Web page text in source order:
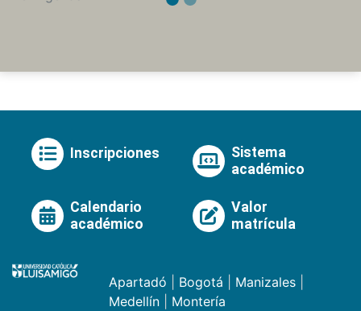
Inscripciones
Sistema
académico
Calendario
académico
Valor
matrícula
Apartadó Bogotá Manizales
Medellín
Montería